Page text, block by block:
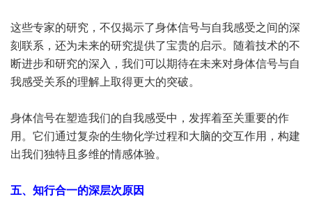
这些专家的研究，不仅揭示了身体信号与自我感受之间的深
刻联系，还为未来的研究提供了宝贵的启示。随着技术的不
断进步和研究的深入，我们可以期待在未来对身体信号与自
我感受关系的理解上取得更大的突破。
身体信号在塑造我们的自我感受中，发挥着至关重要的作
用。它们通过复杂的生物化学过程和大脑的交互作用，构建
出我们独特且多维的情感体验。
五、知行合一的深层次原因